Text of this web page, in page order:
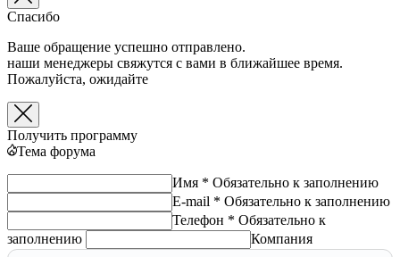
Спасибо
Ваше обращение успешно отправлено.
наши менеджеры свяжутся с вами в ближайшее время.
Пожалуйста, ожидайте
Получить программу
Тема форума
Имя * Обязательно к заполнению
E-mail * Обязательно к заполнению
Телефон * Обязательно к
заполнению
Компания